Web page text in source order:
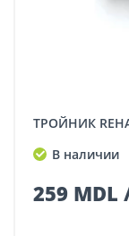
ТРОЙНИК
В наличии
259